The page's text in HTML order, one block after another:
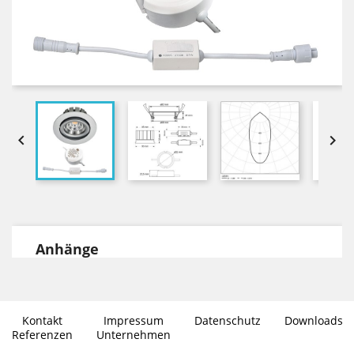
 
Anhänge
Photometrische Daten im .ies
Dateiformat
Kontakt Impressum Datenschutz
Downloads
Referenzen
Unternehmen